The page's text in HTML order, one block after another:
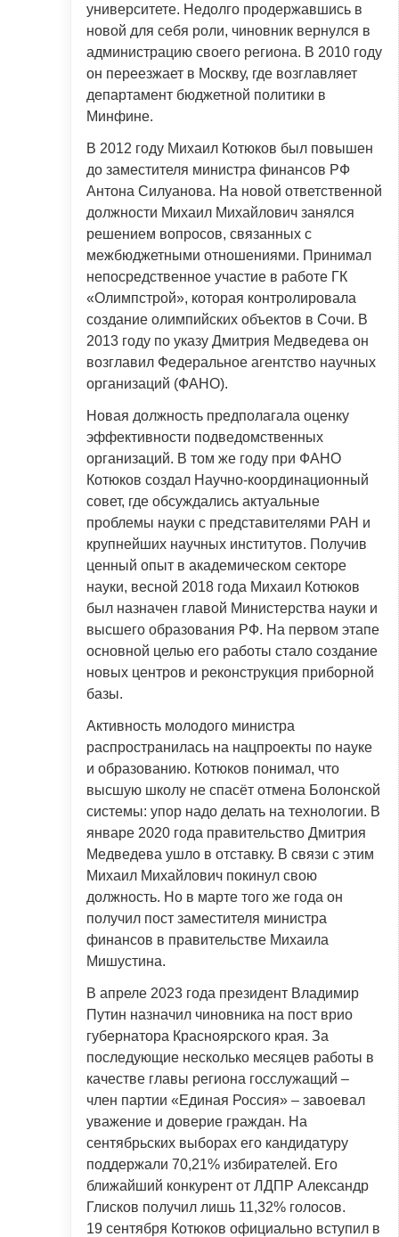
университете. Недолго продержавшись в
новой для себя роли, чиновник вернулся в
администрацию своего региона. В 2010 году
он переезжает в Москву, где возглавляет
департамент бюджетной политики в
Минфине.
В 2012 году Михаил Котюков был повышен
до заместителя министра финансов РФ
Антона Силуанова. На новой ответственной
должности Михаил Михайлович занялся
решением вопросов, связанных с
межбюджетными отношениями. Принимал
непосредственное участие в работе ГК
«Олимпстрой», которая контролировала
создание олимпийских объектов в Сочи. В
2013 году по указу Дмитрия Медведева он
возглавил Федеральное агентство научных
организаций (ФАНО).
Новая должность предполагала оценку
эффективности подведомственных
организаций. В том же году при ФАНО
Котюков создал Научно-координационный
совет, где обсуждались актуальные
проблемы науки с представителями РАН и
крупнейших научных институтов. Получив
ценный опыт в академическом секторе
науки, весной 2018 года Михаил Котюков
был назначен главой Министерства науки и
высшего образования РФ. На первом этапе
основной целью его работы стало создание
новых центров и реконструкция приборной
базы.
Активность молодого министра
распространилась на нацпроекты по науке
и образованию. Котюков понимал, что
высшую школу не спасёт отмена Болонской
системы: упор надо делать на технологии. В
январе 2020 года правительство Дмитрия
Медведева ушло в отставку. В связи с этим
Михаил Михайлович покинул свою
должность. Но в марте того же года он
получил пост заместителя министра
финансов в правительстве Михаила
Мишустина.
В апреле 2023 года президент Владимир
Путин назначил чиновника на пост врио
губернатора Красноярского края. За
последующие несколько месяцев работы в
качестве главы региона госслужащий –
член партии «Единая Россия» – завоевал
уважение и доверие граждан. На
сентябрьских выборах его кандидатуру
поддержали 70,21% избирателей. Его
ближайший конкурент от ЛДПР Александр
Глисков получил лишь 11,32% голосов.
19 сентября Котюков официально вступил в